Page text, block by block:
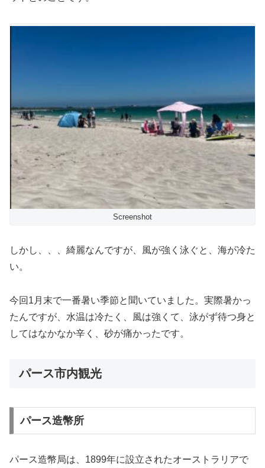
Screenshot
しかし、、、綺麗なんですが、風が強く泳ぐと、海が冷た
い。
今回1月末で一番暑い季節と聞いていました。実際暑かっ
たんですが、水温は冷たく、風は強くて、泳がず待つ身と
してはなかなか辛く、砂が痛かったです。
パース市内観光
パース造幣所
パース造幣局は、1899年に設立されたオーストラリアで